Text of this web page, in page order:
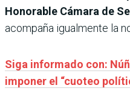
Honorable Cámara de
acompaña igualmente la
Siga informado con:
imponer el “cuoteo